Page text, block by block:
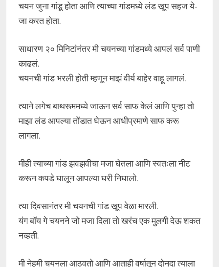
चयन जुना गांडू होता आणि त्याच्या गांडमध्ये लंड खूप सहज ये-
जा करत होता.
साधारण २० मिनिटांनंतर मी चयनच्या गांडमध्ये आपलं सर्व पाणी
काढलं.
चयनची गांड भरली होती म्हणून माझं वीर्य बाहेर वाहू लागलं.
त्याने लगेच बाथरूममध्ये जाऊन सर्व साफ केलं आणि पुन्हा तो
माझा लंड आपल्या तोंडात घेऊन आधीप्रमाणे साफ करू
लागला.
मीही त्याच्या गांड झवझवीचा मजा घेतला आणि स्वतःला नीट
करून कपडे घालून आपल्या घरी निघालो.
त्या दिवसानंतर मी चयनची गांड खूप वेळा मारली.
यंग बॉय गे चयनने जो मजा दिला तो खरंच एक मुलगी देऊ शकत
नव्हती.
मी नेहमी चयनला आठवतो आणि आताही वर्षातून दोनदा त्याला